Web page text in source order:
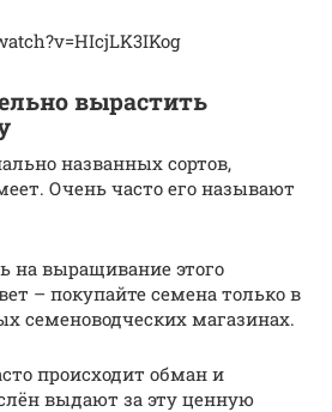
вырастить
названных сортов,
Очень часто его называют
на выращивание этого
– покупайте семена только в
семеноводческих магазинах.
происходит обман и
выдают за эту ценную